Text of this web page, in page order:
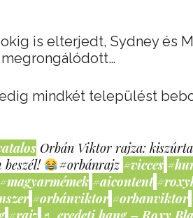
is elterjedt, Sydney és
mindkét települést
Orbán Viktor rajza:
beszél!
#orbánrajz #vicces
#magyarmémek #aicontent
#orbánviktor #orbanviktor